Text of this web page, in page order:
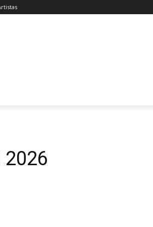
2026